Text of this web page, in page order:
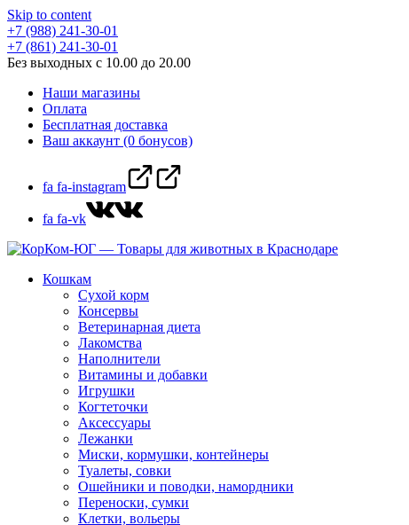
Skip to content
+7 (988) 241-30-01
+7 (861) 241-30-01
Без выходных с 10.00 до 20.00
Наши магазины
Оплата
Бесплатная доставка
Ваш аккаунт (0 бонусов)
fa fa-instagram
fa fa-vk
Кошкам
Сухой корм
Консервы
Ветеринарная диета
Лакомства
Наполнители
Витамины и добавки
Игрушки
Когтеточки
Аксессуары
Лежанки
Миски, кормушки, контейнеры
Туалеты, совки
Ошейники и поводки, намордники
Переноски, сумки
Клетки, вольеры